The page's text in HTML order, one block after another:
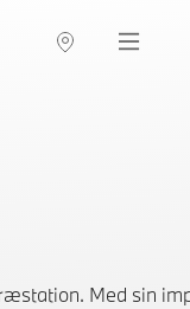
Navigation
Med sin